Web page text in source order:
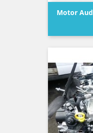
Motor